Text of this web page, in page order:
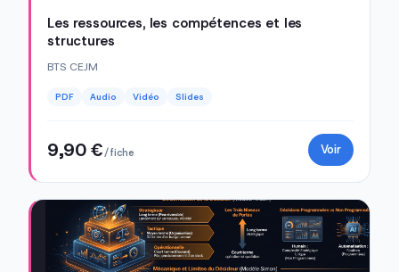
Les ressources, les compétences et les
structures
BTS CEJM
PDF Audio Vidéo Slides
9,90 €/ fiche Voir